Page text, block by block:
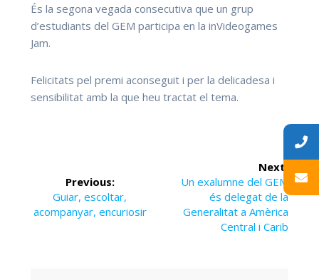
És la segona vegada consecutiva que un grup
d’estudiants del GEM participa en la inVideogames
Jam.
Felicitats pel premi aconseguit i per la delicadesa i
sensibilitat amb la que heu tractat el tema.
d'entrades
Previous:
Previous
post:
Guiar, escoltar,
acompanyar, encuriosir
Next:
Next
Un exalumne del GEM
és delegat de la
Generalitat a Amèrica
Central i Carib